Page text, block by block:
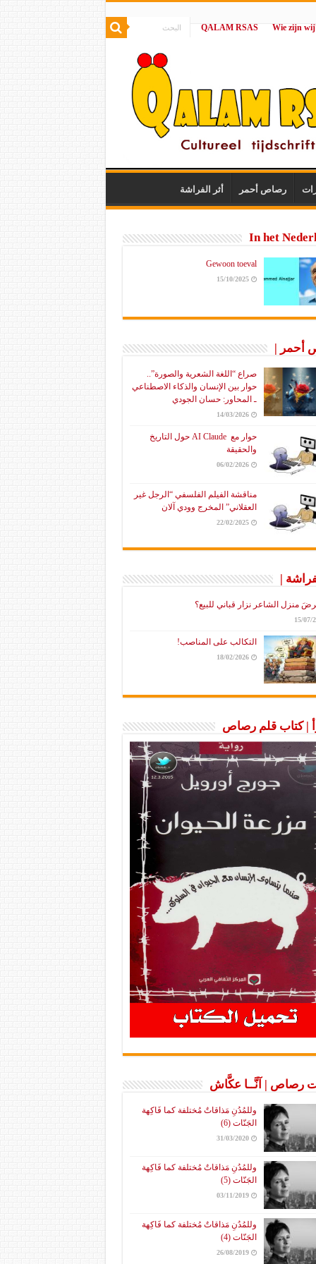
|
QALAM RSAS
رصاص أحمر أثر الفراشة
In het
Gewoon toeval
15/10/2025
أحمر |
صراع “اللغة الشعرية والصورة”..
حوار بين الإنسان والذكاء الاصطناعي
ـ المحاور: حسان الجودي
14/03/2026
حوار مع AI Claude حول التاريخ
والحقيقة
06/02/2026
مناقشة الفيلم الفلسفي “الرجل غير
العقلاني” المخرج وودي آلان
22/02/2025
|
منزل الشاعر نزار قباني للبيع؟
15/07/
التكالب على المناصب!
18/02/2026
| كتاب قلم رصاص
رصاص | آنَّــا عكَّاش
وللمُدُنِ مَذاقاتٌ مُختلفة كما فَاكِهة
الجَنّات (6)
31/03/2020
وللمُدُنِ مَذاقاتٌ مُختلفة كما فَاكِهة
الجَنّات (5)
03/11/2019
وللمُدُنِ مَذاقاتٌ مُختلفة كما فَاكِهة
الجَنّات (4)
26/08/2019